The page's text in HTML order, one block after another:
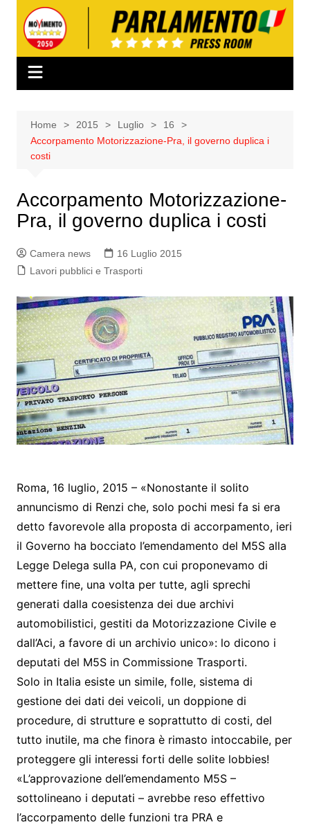
contenuto
Home 2015 Luglio
16
Accorpamento Motorizzazione-Pra, il governo duplica i
costi
Accorpamento Motorizzazione-
Pra, il governo duplica i costi
Camera news
16 Luglio 2015
Lavori pubblici e Trasporti
Roma, 16 luglio, 2015 – «Nonostante il solito
annuncismo di Renzi che, solo pochi mesi fa si era
detto favorevole alla proposta di accorpamento, ieri
il Governo ha bocciato l’emendamento del M5S alla
Legge Delega sulla PA, con cui proponevamo di
mettere fine, una volta per tutte, agli sprechi
generati dalla coesistenza dei due archivi
automobilistici, gestiti da Motorizzazione Civile e
dall’Aci, a favore di un archivio unico»: lo dicono i
deputati del M5S in Commissione Trasporti.
Solo in Italia esiste un simile, folle, sistema di
gestione dei dati dei veicoli, un doppione di
procedure, di strutture e soprattutto di costi, del
tutto inutile, ma che finora è rimasto intoccabile, per
proteggere gli interessi forti delle solite lobbies!
«L’approvazione dell’emendamento M5S –
sottolineano i deputati – avrebbe reso effettivo
l’accorpamento delle funzioni tra PRA e